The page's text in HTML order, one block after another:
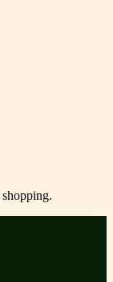
shopping.